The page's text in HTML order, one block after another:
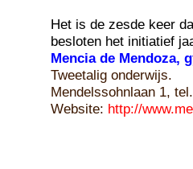
Het is de zesde keer
besloten het initiatief
Mencia de Mendoza,
Tweetalig onderwijs.
Mendelssohnlaan 1,
Website: http://